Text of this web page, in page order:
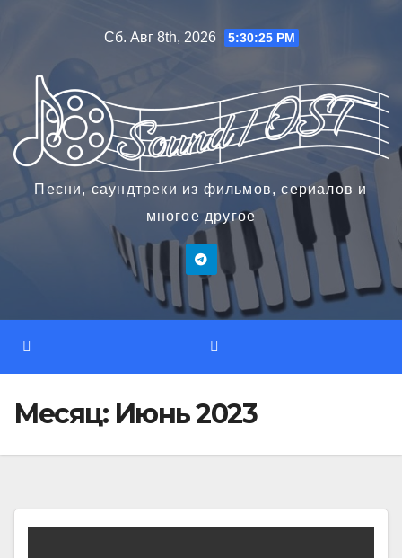
Сб. Авг 8th, 2026 5:30:26 PM
Песни, саундтреки из фильмов, сериалов и
многое другое
Месяц: Июнь 2023